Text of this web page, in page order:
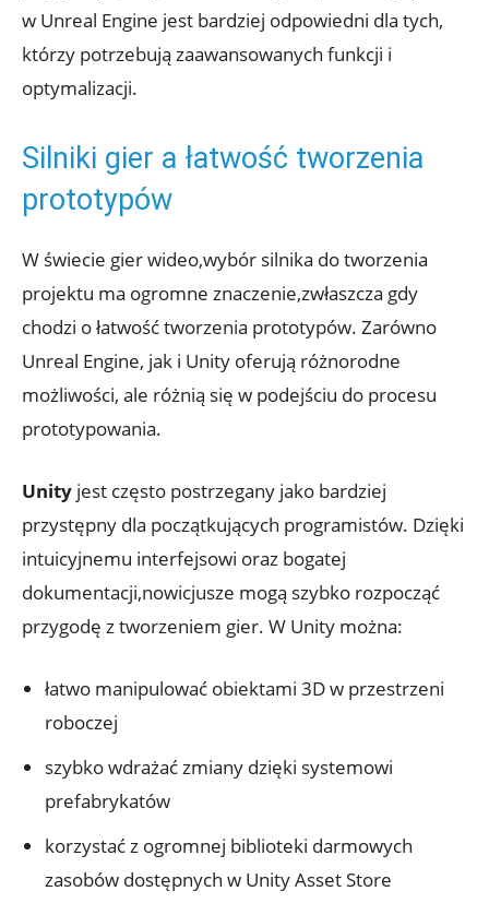
w Unreal⁣ Engine jest bardziej ​odpowiedni dla tych,
którzy potrzebują zaawansowanych ‌funkcji i
optymalizacji.
Silniki gier a łatwość tworzenia
prototypów
W‍ świecie gier​ wideo,wybór⁣ silnika do tworzenia
projektu ma ogromne znaczenie,zwłaszcza ⁣gdy
⁣chodzi o łatwość tworzenia prototypów.⁢ Zarówno
Unreal Engine, jak i Unity ⁤oferują różnorodne
możliwości, ale różnią się w podejściu⁤ do ‌procesu
prototypowania.
Unity jest często postrzegany jako‌ bardziej⁣
przystępny dla początkujących programistów.⁢ Dzięki
​intuicyjnemu ‍interfejsowi oraz bogatej
dokumentacji,nowicjusze ​mogą szybko rozpocząć⁤
przygodę z tworzeniem gier. W Unity można:
łatwo manipulować‌ obiektami 3D w przestrzeni
roboczej
szybko wdrażać zmiany dzięki systemowi
prefabrykatów
korzystać z ​ogromnej‍ biblioteki darmowych
‍zasobów dostępnych w Unity Asset Store